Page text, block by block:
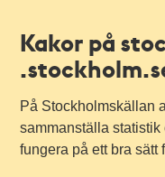
Kakor på
På Stockholmskällan
sammanställa
fungera på ett bra sätt